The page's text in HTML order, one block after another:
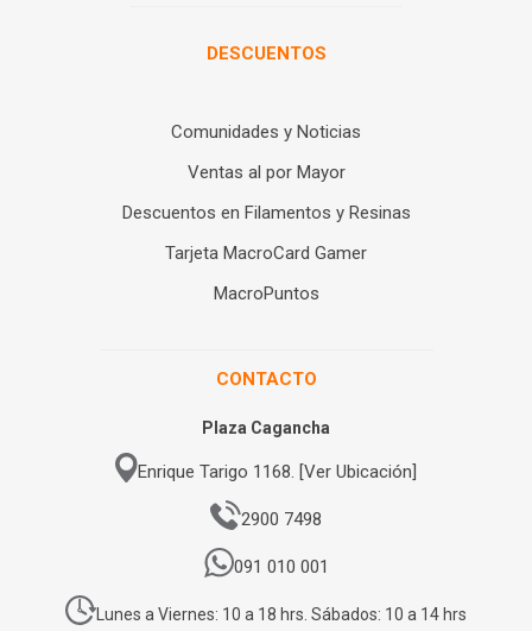
DESCUENTOS
Comunidades y Noticias
Ventas al por Mayor
Descuentos en Filamentos y Resinas
Tarjeta MacroCard Gamer
MacroPuntos
CONTACTO
Plaza Cagancha
Enrique Tarigo 1168. [Ver Ubicación]
2900 7498
091 010 001
Lunes a Viernes: 10 a 18 hrs. Sábados: 10 a 14 hrs